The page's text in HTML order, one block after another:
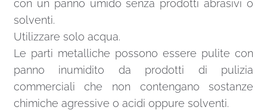
con un panno umido senza prodotti abrasivi o
solventi.
Utilizzare solo acqua.
Le parti metalliche possono essere pulite con
panno inumidito da prodotti di pulizia
commerciali che non contengano sostanze
chimiche agressive o acidi oppure solventi.